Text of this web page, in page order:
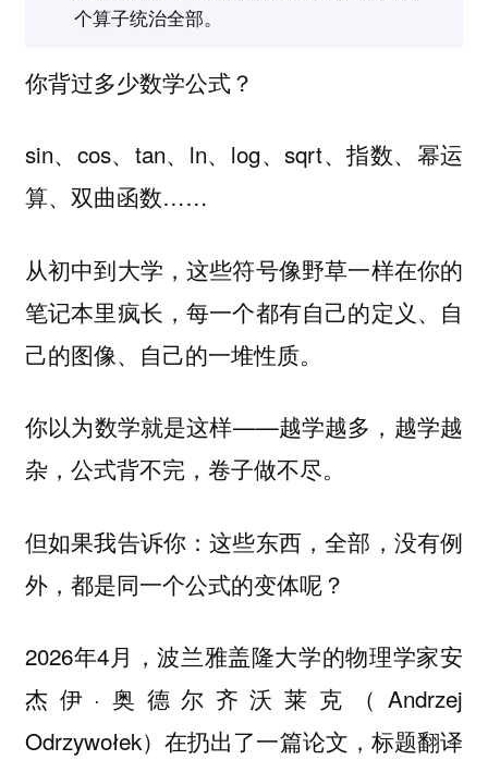
个算子统治全部。
你背过多少数学公式？
sin、cos、tan、ln、log、sqrt、指数、幂运
算、双曲函数……
从初中到大学，这些符号像野草一样在你的
笔记本里疯长，每一个都有自己的定义、自
己的图像、自己的一堆性质。
你以为数学就是这样——越学越多，越学越
杂，公式背不完，卷子做不尽。
但如果我告诉你：这些东西，全部，没有例
外，都是同一个公式的变体呢？
2026年4月，波兰雅盖隆大学的物理学家安
杰伊·奥德尔齐沃莱克（Andrzej
Odrzywołek）在扔出了一篇论文，标题翻译